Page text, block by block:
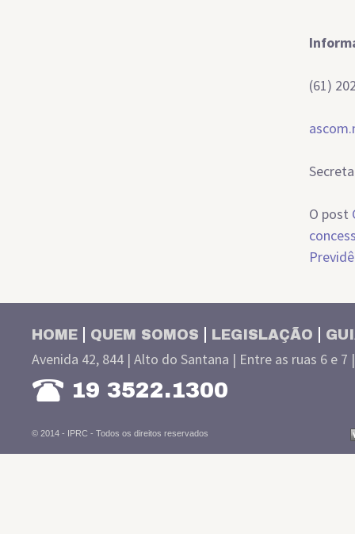
(61)
O post
HOME QUEM SOMOS LEGISLAÇÃO
Avenida 42, 844 | Alto do Santana | Entre as ruas 6 e 7
19 3522.1300
© 2014 - IPRC - Todos os direitos reservados